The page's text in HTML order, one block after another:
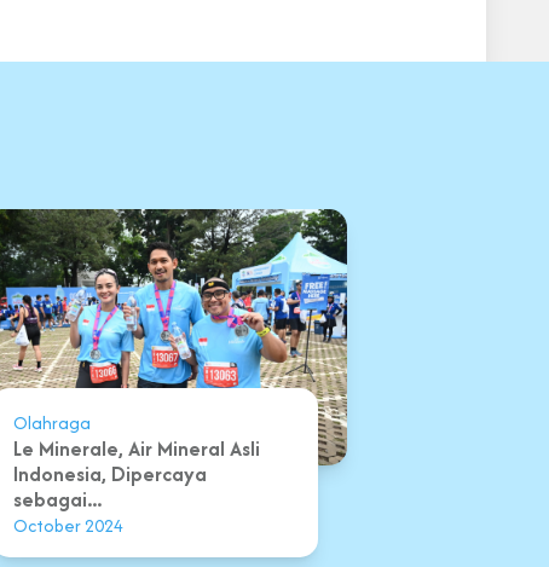
Olahraga
Le Minerale, Air Mineral Asli
Indonesia, Dipercaya
sebagai...
October 2024